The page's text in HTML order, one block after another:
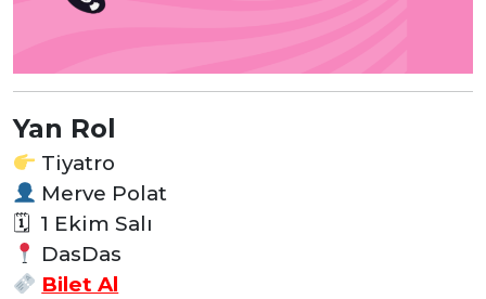
Yan Rol
Tiyatro
Merve Polat
🗓 1 Ekim Salı
DasDas
Bilet Al